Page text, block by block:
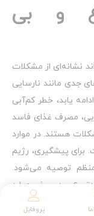
و بی
نشانه‌ای از مشکلات
جدی مانند نارسایی
علائم بیش از ۲۴ ساعت ادامه یابد، خطر کم‌آبی
مصرف غذای فاسد
هستند. در موارد
پیشگیری، رژیم
توصیه می‌شود.
و در برخی موارد
تا حد زیادی می تواند
پروفایل